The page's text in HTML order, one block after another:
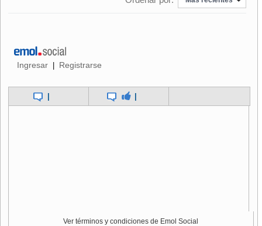
Ingresar | Registrarse
| |
Ver términos y condiciones de Emol Social